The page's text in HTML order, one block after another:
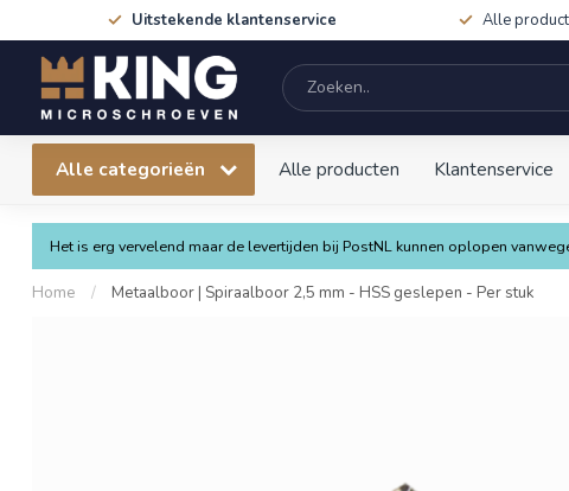
Uitstekende klantenservice Alle
Alle categorieën Alle producten Klantenservice
Het is erg vervelend maar de levertijden bij PostNL kunnen oplopen
Home / Metaalboor | Spiraalboor 2,5 mm - HSS geslepen - Per stuk